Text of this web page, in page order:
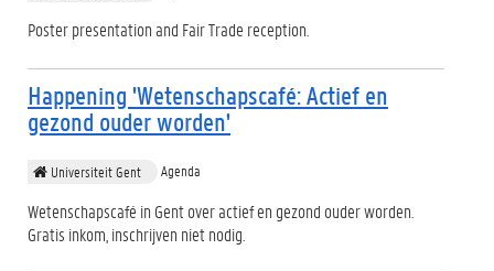
Poster presentation and Fair Trade reception.
Happening 'Wetenschapscafé: Actief en
gezond ouder worden'
Universiteit Gent Agenda
Wetenschapscafé in Gent over actief en gezond ouder worden.
Gratis inkom, inschrijven niet nodig.